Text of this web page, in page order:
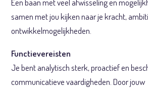
Een baan met veel afwisseling en
samen met jou kijken naar je kracht,
ontwikkelmogelijkheden.
Functievereisten
Je bent analytisch sterk, proactief en
communicatieve vaardigheden. Door jouw